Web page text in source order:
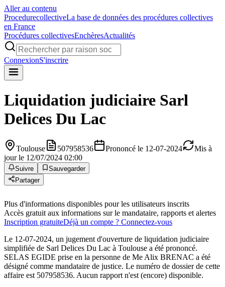
Aller au contenu
ProcedurecollectiveLa base de données des procédures collectives
en France
Procédures collectivesEnchèresActualités
ConnexionS'inscrire
Liquidation judiciaire Sarl
Delices Du Lac
Toulouse 507958536 Prononcé le 12-07-2024
Mis à
jour le 12/07/2024 02:00
Suivre
Sauvegarder
Partager
Plus d'informations disponibles pour les utilisateurs inscrits
Accès gratuit aux informations sur le mandataire, rapports et alertes
Inscription gratuiteDéjà un compte ? Connectez-vous
Le 12-07-2024, un jugement d'ouverture de liquidation judiciaire
simplifiée de Sarl Delices Du Lac à Toulouse a été prononcé.
SELAS EGIDE prise en la personne de Me Alix BRENAC a été
désigné comme mandataire de justice. Le numéro de dossier de cette
affaire est 507958536. Aucun rapport n'est (encore) disponible.